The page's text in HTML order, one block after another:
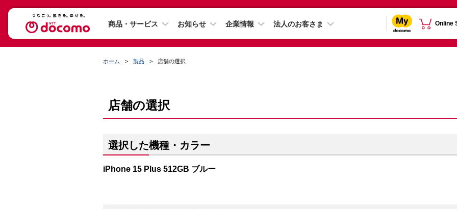
商品・サービス お知らせ 企業情報 法人のお客さま Online
ホーム 製品 店舗の選択
店舗の選択
選択した機種・カラー
iPhone 15 Plus 512GB ブルー